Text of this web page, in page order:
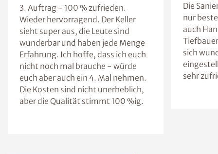
3. Auftrag - 100 % zufrieden.
Wieder hervorragend. Der Keller
sieht super aus, die Leute sind
wunderbar und haben jede Menge
Erfahrung. Ich hoffe, dass ich euch
nicht noch mal brauche - würde
euch aber auch ein 4. Mal nehmen.
Die Kosten sind nicht unerheblich,
aber die Qualität stimmt 100 %ig.
Die
nur
auch
sich
sehr